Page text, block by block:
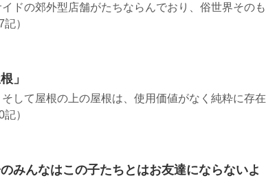
ドの郊外型店舗がたちならんでおり、俗世界そのも
）
」
して屋根の上の屋根は、使用価値がなく純粋に存在
）
みんなはこの子たちとはお友達にならないよ